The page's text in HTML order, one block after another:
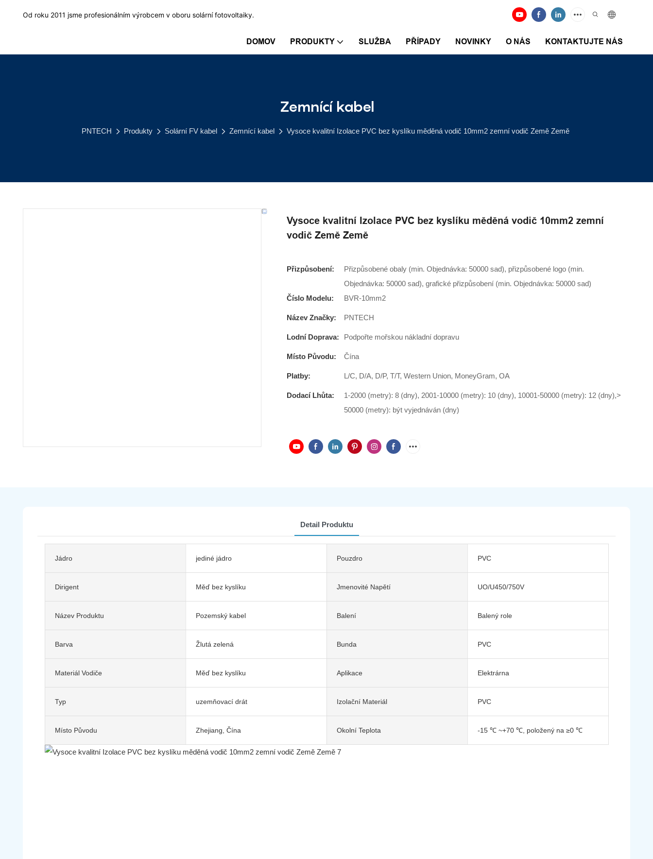
Od roku 2011 jsme profesionálním výrobcem v oboru solární fotovoltaiky.
DOMOV PRODUKTY SLUŽBA PŘÍPADY NOVINKY O NÁS KONTAKTUJTE NÁS
Zemnící kabel
PNTECH Produkty Solární FV kabel Zemnící kabel Vysoce kvalitní Izolace PVC bez kyslíku měděná vodič 10mm2 zemní vodič Země Země
Vysoce kvalitní Izolace PVC bez kyslíku měděná vodič 10mm2 zemní
vodič Země Země
Přizpůsobení:
Přizpůsobené obaly (min. Objednávka: 50000 sad), přizpůsobené logo (min.
Objednávka: 50000 sad), grafické přizpůsobení (min. Objednávka: 50000 sad)
Číslo Modelu:
BVR-10mm2
Název Značky: PNTECH
Lodní Doprava: Podpořte mořskou nákladní dopravu
Místo Původu: Čína
Platby: L/C, D/A, D/P, T/T, Western Union, MoneyGram, OA
Dodací Lhůta:
1-2000 (metry): 8 (dny), 2001-10000 (metry): 10 (dny), 10001-50000 (metry): 12 (dny),>
50000 (metry): být vyjednáván (dny)
Detail Produktu
Jádro jediné jádro Pouzdro PVC
Dirigent Měď bez kyslíku Jmenovité Napětí UO/U450/750V
Název Produktu Pozemský kabel Balení Balený role
Barva Žlutá zelená Bunda PVC
Materiál Vodiče Měď bez kyslíku Aplikace Elektrárna
Typ uzemňovací drát Izolační Materiál PVC
Místo Původu Zhejiang, Čína Okolní Teplota -15 ℃ ~+70 ℃, položený na ≥0 ℃